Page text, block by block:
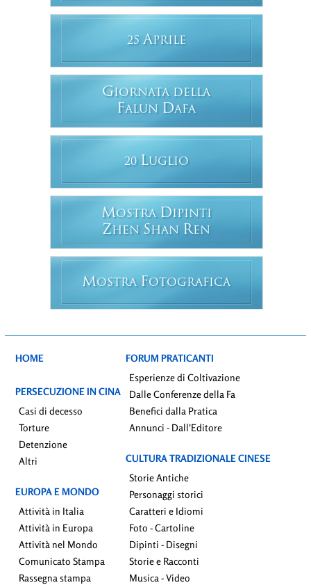
25 APRILE
GIORNATA DELLA
FALUN DAFA
20 LUGLIO
MOSTRA DIPINTI
ZHEN SHAN REN
MOSTRA FOTOGRAFICA
HOME
PERSECUZIONE IN CINA
Casi di decesso
Torture
Detenzione
Altri
EUROPA E MONDO
Attività in Italia
Attività in Europa
Attività nel Mondo
Comunicato Stampa
Rassegna stampa
FORUM PRATICANTI
Esperienze di Coltivazione
Dalle Conferenze della Fa
Benefici dalla Pratica
Annunci - Dall'Editore
CULTURA TRADIZIONALE CINESE
Storie Antiche
Personaggi storici
Caratteri e Idiomi
Foto - Cartoline
Dipinti - Disegni
Storie e Racconti
Musica - Video